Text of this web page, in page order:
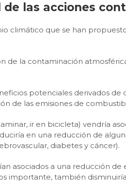
de las acciones
climático que se han
de la contaminación
potenciales derivados
de las emisiones de
ir en bicicleta) vendría
en una reducción de
diabetes y cáncer).
asociados a una reducción
importante, también